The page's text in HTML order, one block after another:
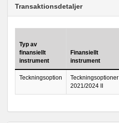
Transaktionsdetaljer
Typ av
finansiellt
instrument
Finansiellt
instrument
Teckningsoption
Teckningsoptioner
2021/2024 II